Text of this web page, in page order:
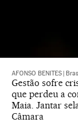
AFONSO BENITES
Gestão sofre
que perdeu a
Maia. Jantar
Câmara